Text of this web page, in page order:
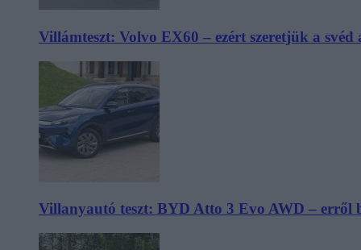
Villámteszt: Volvo EX60 – ezért szeretjük a svéd
Villanyautó teszt: BYD Atto 3 Evo AWD – erről